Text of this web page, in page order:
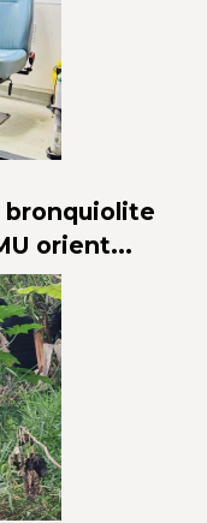
bronquiolite
orient...